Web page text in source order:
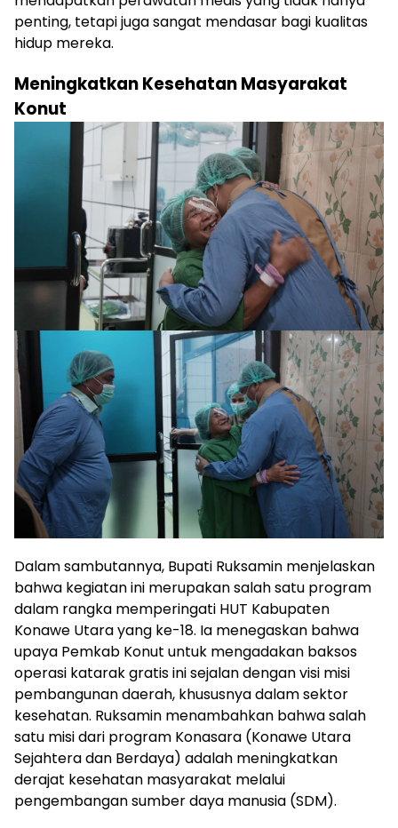
penting, tetapi juga sangat mendasar bagi kualitas
hidup mereka.
Meningkatkan Kesehatan Masyarakat
Konut
Dalam sambutannya, Bupati Ruksamin menjelaskan
bahwa kegiatan ini merupakan salah satu program
dalam rangka memperingati HUT Kabupaten
Konawe Utara yang ke-18. Ia menegaskan bahwa
upaya Pemkab Konut untuk mengadakan baksos
operasi katarak gratis ini sejalan dengan visi misi
pembangunan daerah, khususnya dalam sektor
kesehatan. Ruksamin menambahkan bahwa salah
satu misi dari program Konasara (Konawe Utara
Sejahtera dan Berdaya) adalah meningkatkan
derajat kesehatan masyarakat melalui
pengembangan sumber daya manusia (SDM).